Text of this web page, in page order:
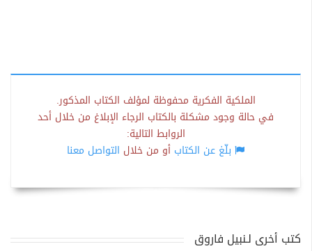
الملكية الفكرية محفوظة لمؤلف الكتاب المذكور.
في حالة وجود مشكلة بالكتاب الرجاء الإبلاغ من خلال أحد
الروابط التالية:
بلّغ عن الكتاب أو من خلال التواصل معنا
كتب أخرى لـنبيل فاروق